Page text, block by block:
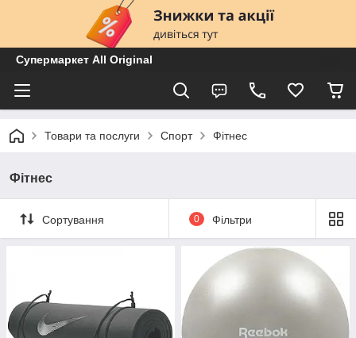
Супермаркет All Original
Товари та послуги Спорт Фітнес
Фітнес
Сортування 0 Фільтри